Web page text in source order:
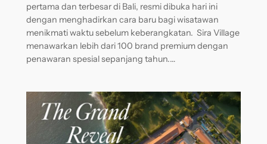
pertama dan terbesar di Bali, resmi dibuka hari ini
dengan menghadirkan cara baru bagi wisatawan
menikmati waktu sebelum keberangkatan. Sira Village
menawarkan lebih dari 100 brand premium dengan
penawaran spesial sepanjang tahun.…